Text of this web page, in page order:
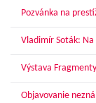
Pozvánka na
Vladimír Soták: Na
Výstava
Objavovanie